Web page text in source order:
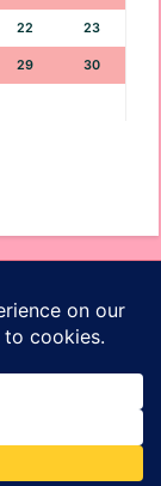
22 23
29 30
ーポリシー